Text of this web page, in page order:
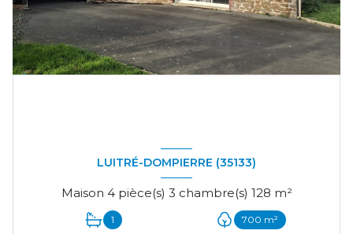
LUITRÉ-DOMPIERRE (35133)
Maison 4 pièce(s) 3 chambre(s) 128 m²
1 700 m²